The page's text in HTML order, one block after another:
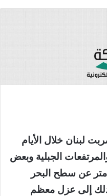
لبنان خلال الأيام
الجبلية وبعض
المناطق التي ترتفع نحو 300 متر عن سطح البحر
ذلك إلى عزل معظم